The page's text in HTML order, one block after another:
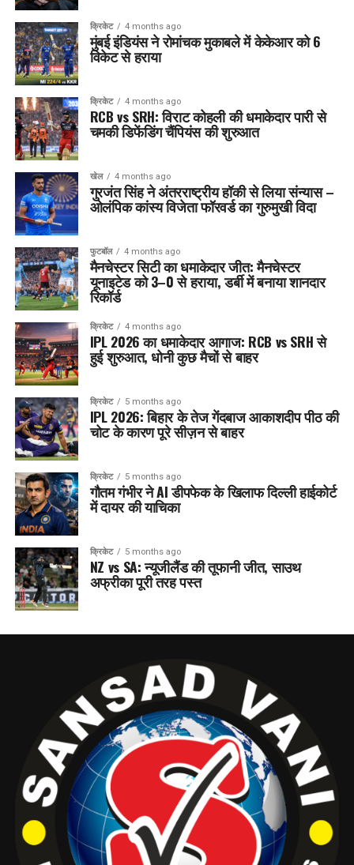
क्रिकेट 4 months ago
मुंबई इंडियंस ने रोमांचक मुकाबले में केकेआर को 6
विकेट से हराया
क्रिकेट 4 months ago
RCB vs SRH: विराट कोहली की धमाकेदार पारी से
चमकी डिफेंडिंग चैंपियंस की शुरुआत
खेल 4 months ago
गुरजंत सिंह ने अंतरराष्ट्रीय हॉकी से लिया संन्यास –
ओलंपिक कांस्य विजेता फॉरवर्ड का गुरुमुखी विदा
फुटबॉल 4 months ago
मैनचेस्टर सिटी का धमाकेदार जीत: मैनचेस्टर
यूनाइटेड को 3–0 से हराया, डर्बी में बनाया शानदार
रिकॉर्ड
क्रिकेट 4 months ago
IPL 2026 का धमाकेदार आगाज: RCB vs SRH से
हुई शुरुआत, धोनी कुछ मैचों से बाहर
क्रिकेट 5 months ago
IPL 2026: बिहार के तेज गेंदबाज आकाशदीप पीठ की
चोट के कारण पूरे सीज़न से बाहर
क्रिकेट 5 months ago
गौतम गंभीर ने AI डीपफेक के खिलाफ दिल्ली हाईकोर्ट
में दायर की याचिका
क्रिकेट 5 months ago
NZ vs SA: न्यूजीलैंड की तूफानी जीत, साउथ
अफ्रीका पूरी तरह पस्त